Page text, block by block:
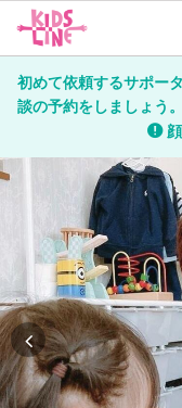
初めて依頼するサポー
談の予約をしましょう。